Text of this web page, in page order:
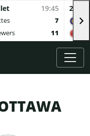
19:45
7
11
27